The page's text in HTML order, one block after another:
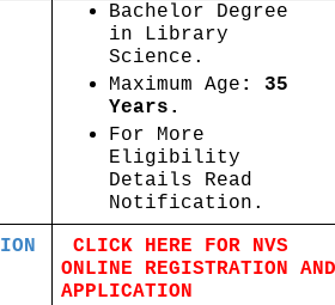
Bachelor Degree
in Library
Science.
Maximum Age : 35
Years.
For More
Eligibility
Details Read
Notification.
CLICK HERE FOR NVS
ONLINE REGISTRATION
APPLICATION